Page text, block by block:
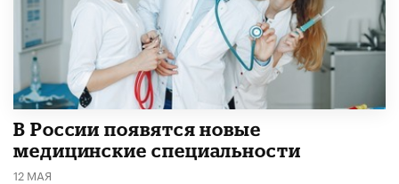
В России появятся новые
медицинские специальности
12 МАЯ